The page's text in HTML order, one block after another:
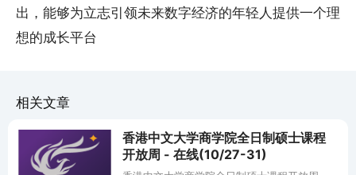
出，能够为立志引领未来数字经济的年轻人提供一个理
想的成长平台
相关文章
香港中文大学商学院全日制硕士课程
开放周 - 在线(10/27-31)